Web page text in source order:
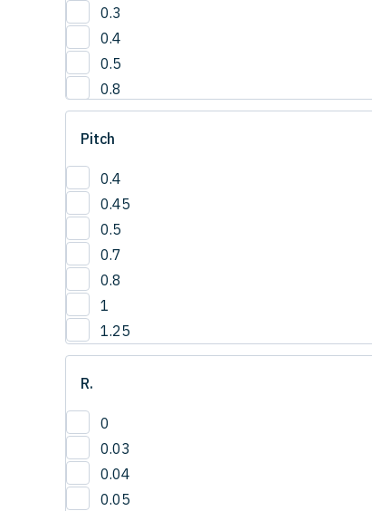
0.3
0.4
0.5
0.8
1
1.0
Pitch
0.4
0.45
0.5
0.7
0.8
1
1.25
R.
0
0.03
0.04
0.05